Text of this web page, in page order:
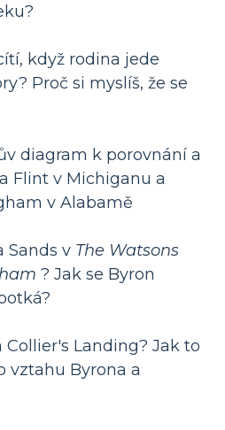
když rodina jede
Proč si myslíš, že se
diagram k porovnání a
Flint v Michiganu a
v Alabamě
Sands v The Watsons
? Jak se Byron
Collier's Landing? Jak to
vztahu Byrona a